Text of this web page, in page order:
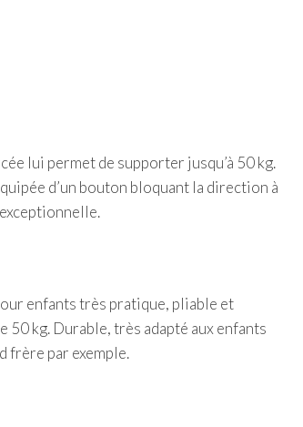
lui permet de supporter jusqu’à 50 kg.
d’un bouton bloquant la direction à
enfants très pratique, pliable et
kg. Durable, très adapté aux enfants
frère par exemple.